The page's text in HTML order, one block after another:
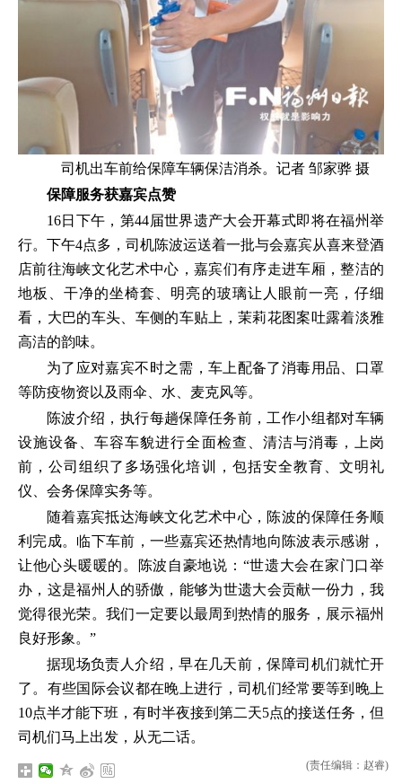
司机出车前给保障车辆保洁消杀。记者 邹家骅 摄
保障服务获嘉宾点赞
16日下午，第44届世界遗产大会开幕式即将在福州举
行。下午4点多，司机陈波运送着一批与会嘉宾从喜来登酒
店前往海峡文化艺术中心，嘉宾们有序走进车厢，整洁的
地板、干净的坐椅套、明亮的玻璃让人眼前一亮，仔细
看，大巴的车头、车侧的车贴上，茉莉花图案吐露着淡雅
高洁的韵味。
为了应对嘉宾不时之需，车上配备了消毒用品、口罩
等防疫物资以及雨伞、水、麦克风等。
陈波介绍，执行每趟保障任务前，工作小组都对车辆
设施设备、车容车貌进行全面检查、清洁与消毒，上岗
前，公司组织了多场强化培训，包括安全教育、文明礼
仪、会务保障实务等。
随着嘉宾抵达海峡文化艺术中心，陈波的保障任务顺
利完成。临下车前，一些嘉宾还热情地向陈波表示感谢，
让他心头暖暖的。陈波自豪地说：“世遗大会在家门口举
办，这是福州人的骄傲，能够为世遗大会贡献一份力，我
觉得很光荣。我们一定要以最周到热情的服务，展示福州
良好形象。”
据现场负责人介绍，早在几天前，保障司机们就忙开
了。有些国际会议都在晚上进行，司机们经常要等到晚上
10点半才能下班，有时半夜接到第二天5点的接送任务，但
司机们马上出发，从无二话。
(责任编辑：赵睿)